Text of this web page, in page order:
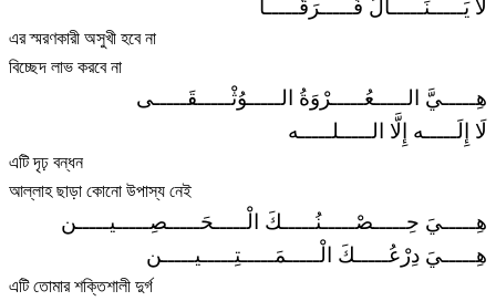
لا يَـــــنَـــــالُ فَـــــرَقَـــــا
এর স্মরণকারী অসুখী হবে না
বিচ্ছেদ লাভ করবে না
هِـــــيَّ الـــــعُـــــرْوَةُ الـــــوُثْـــــقَـــــى
لَا إِلَـــــه إِلَّا الـــــلـــــه
এটি দৃঢ় বন্ধন
আল্লাহ ছাড়া কোনো উপাস্য নেই
هِـــــيَ حِـــــصْـــــنُـــــكَ الْـــــحَـــــصِـــــيـــــن
هِـــــيَ دِرْعُـــــكَ الْـــــمَـــــتِـــــيـــــن
এটি তোমার শক্তিশালী দুর্গ